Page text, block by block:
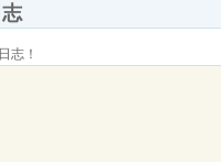
志
志！